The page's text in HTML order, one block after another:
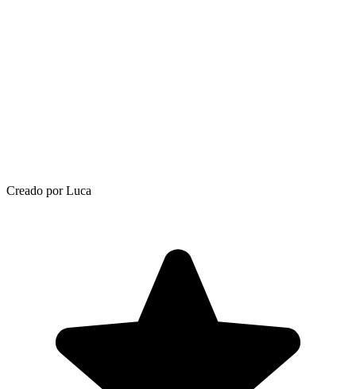
Creado por Luca